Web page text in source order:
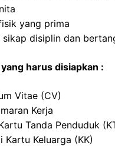
yang prima
sikap disiplin dan
harus disiapkan :
Vitae (CV)
Kerja
Tanda Penduduk
Kartu Keluarga (KK)